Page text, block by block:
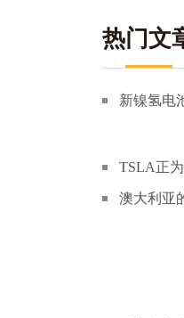
热门文
新镍氢电
TSLA正
澳大利亚